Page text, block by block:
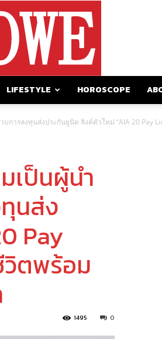
LIFESTYLE HOROSCOPE
การลงทุนส่งประกันยูนิต ลิงค์ตัวใหม่ “AIA 20 Pay
เป็นผู้นำ
นส่ง
Pay
ตพร้อม
0
1495